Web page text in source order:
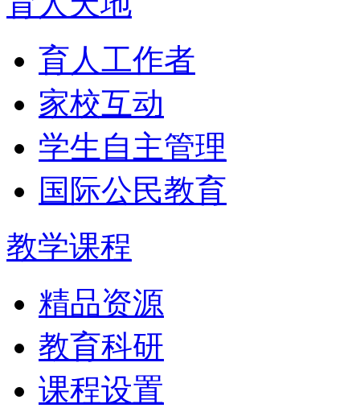
育人工作者
家校互动
学生自主管理
国际公民教育
教学课程
精品资源
教育科研
课程设置